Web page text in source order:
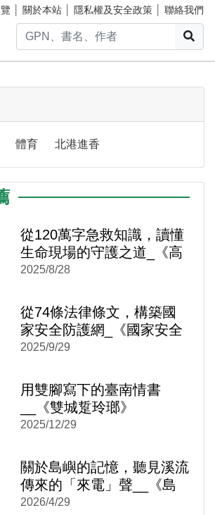
關於本站 隱私權及安全政策 聯絡我們
體育 北港進香
從120萬字急救知識，讀懂
生命現場的守護之道_《高
級救護技術員教科書》
2025/8/28
從74條法律條文，構築國
家安全防護網_《國家安全
法 反滲透法 國家機密保護
2025/9/29
用雙腳寫下的臺南情書
__《雙城踅玲瑯》
2025/12/29
關於島嶼的記憶，聽見溪流
傳來的「來電」聲__《島
嶼來電：台灣水力發電時空
2026/4/29